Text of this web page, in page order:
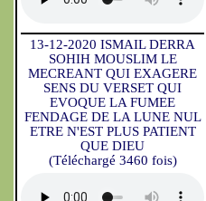
13-12-2020 ISMAIL DERRA
SOHIH MOUSLIM LE
MECREANT QUI EXAGERE
SENS DU VERSET QUI
EVOQUE LA FUMEE
FENDAGE DE LA LUNE NUL
ETRE N'EST PLUS PATIENT
QUE DIEU
(Téléchargé 3460 fois)